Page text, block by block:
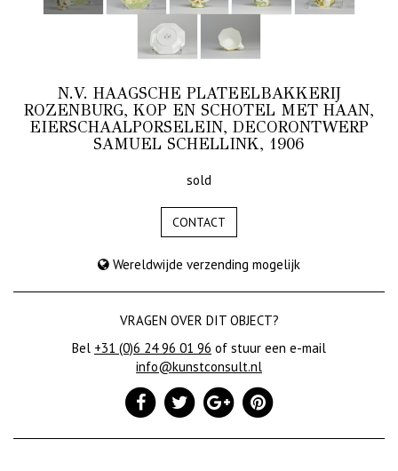
N.V. HAAGSCHE PLATEELBAKKERIJ
ROZENBURG, KOP EN SCHOTEL MET HAAN,
EIERSCHAALPORSELEIN, DECORONTWERP
SAMUEL SCHELLINK, 1906
sold
CONTACT
Wereldwijde verzending mogelijk
VRAGEN OVER DIT OBJECT?
Bel +31 (0)6 24 96 01 96 of stuur een e-mail
info@kunstconsult.nl